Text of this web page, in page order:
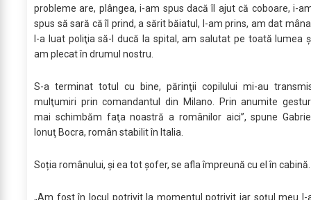
probleme are, plângea, i-am spus dacă îl ajut că coboare, i-
spus să sară că îl prind, a sărit băiatul, l-am prins, am dat
l-a luat poliţia să-l ducă la spital, am salutat pe toată lumea
am plecat în drumul nostru.
S-a terminat totul cu bine, părinţii copilului mi-au
mulţumiri prin comandantul din Milano. Prin anumite
mai schimbăm faţa noastră a românilor aici”, spune
Ionuţ Bocra, român stabilit în Italia.
Soția românului, și ea tot șofer, se afla împreună cu el în cabină.
„Am fost în locul potrivit la momentul potrivit iar soțul meu l-